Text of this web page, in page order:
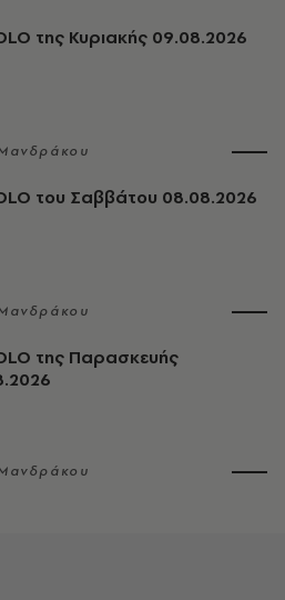
της Κυριακής 09.08.2026
του Σαββάτου 08.08.2026
της Παρασκευής